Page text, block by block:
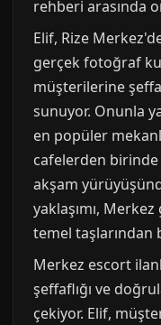
rehberi arasında
Elif, Rize
gerçek fotoğraf
müşterilerine
sunuyor. Onunla
en popüler
cafelerden birinde
akşam
yaklaşımı,
temel
Merkez escort
şeffaflığı ve
çekiyor. Elif,